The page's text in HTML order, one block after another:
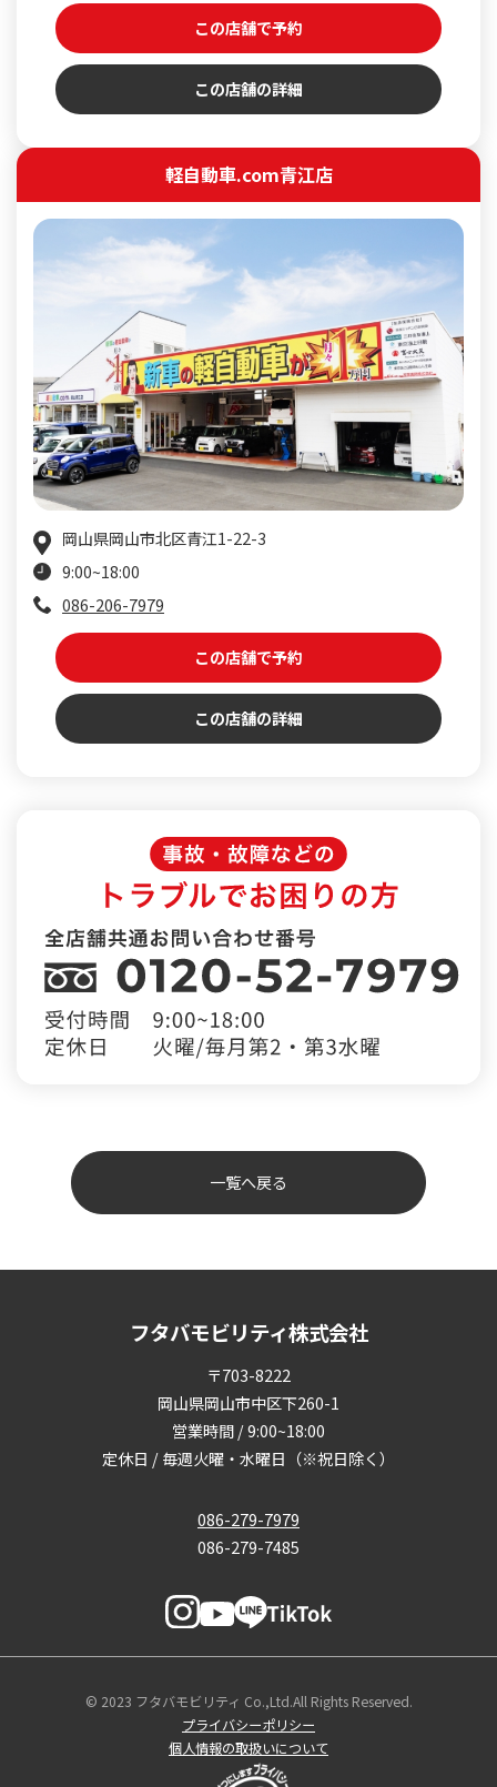
この店舗で予約
この店舗の詳細
軽自動車.com青江店
岡山県岡山市北区青江1-22-3
9:00~18:00
086-206-7979
この店舗で予約
この店舗の詳細
一覧へ戻る
フタバモビリティ株式会社
〒703-8222
岡山県岡山市中区下260-1
営業時間 / 9:00~18:00
定休日 / 毎週火曜・水曜日（※祝日除く）
086-279-7979
086-279-7485
© 2023 フタバモビリティ Co.,Ltd.All Rights Reserved.
プライバシーポリシー
個人情報の取扱いについて